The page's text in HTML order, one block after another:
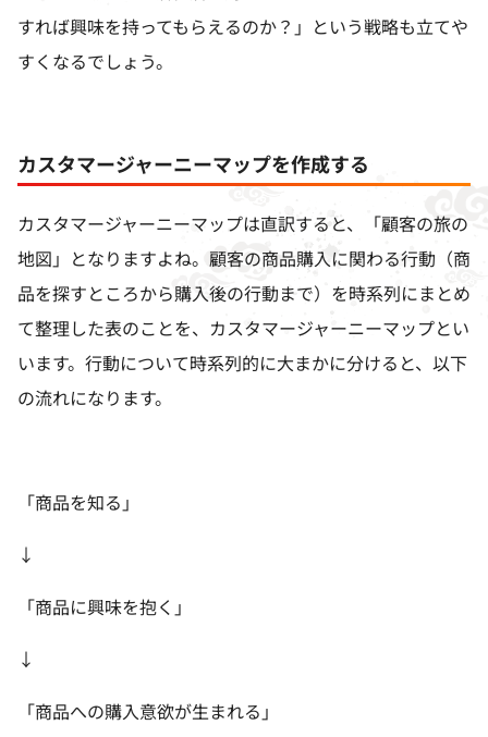
すれば興味を持ってもらえるのか？」という戦略も立てや
すくなるでしょう。
カスタマージャーニーマップを作成する
カスタマージャーニーマップは直訳すると、「顧客の旅の
地図」となりますよね。顧客の商品購入に関わる行動（商
品を探すところから購入後の行動まで）を時系列にまとめ
て整理した表のことを、カスタマージャーニーマップとい
います。行動について時系列的に大まかに分けると、以下
の流れになります。
「商品を知る」
↓
「商品に興味を抱く」
↓
「商品への購入意欲が生まれる」